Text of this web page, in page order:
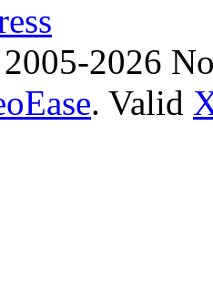
2026
. Valid